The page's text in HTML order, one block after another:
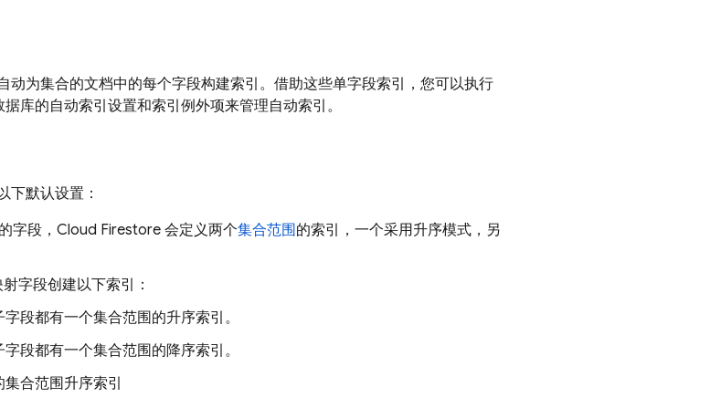
动为集合的文档中的每个字段构建索引。借助这些单字段索引，您可以执行
库的自动索引设置和索引例外项来管理自动索引。
下默认设置：
字段， Cloud Firestore 会定义两个集合范围的索引，一个采用升序模式，另
字段创建以下索引：
段都有一个集合范围的升序索引。
段都有一个集合范围的降序索引。
合范围升序索引